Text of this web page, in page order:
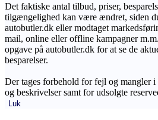
Det faktiske antal tilbud, priser,
tilgængelighed kan være ændret, siden
autobutler.dk eller modtaget
mail, online eller offline kampagner
opgave på autobutler.dk for at se de
besparelser.
Der tages forbehold for fejl og mangler
og beskrivelser samt for udsolgte
Luk